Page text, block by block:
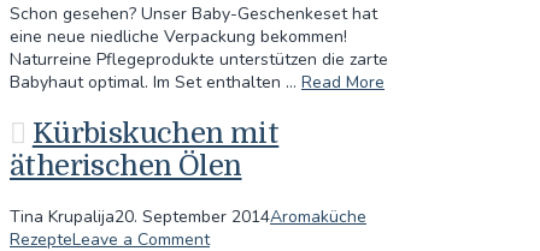
Schon gesehen? Unser Baby-Geschenkeset hat
eine neue niedliche Verpackung bekommen!
Naturreine Pflegeprodukte unterstützen die zarte
Babyhaut optimal. Im Set enthalten … Read More
Kürbiskuchen mit
ätherischen Ölen
Tina Krupalija20. September 2014Aromaküche
RezepteLeave a Comment